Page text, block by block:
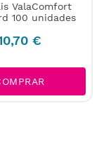
ValaComfort
100 unidades
,70 €